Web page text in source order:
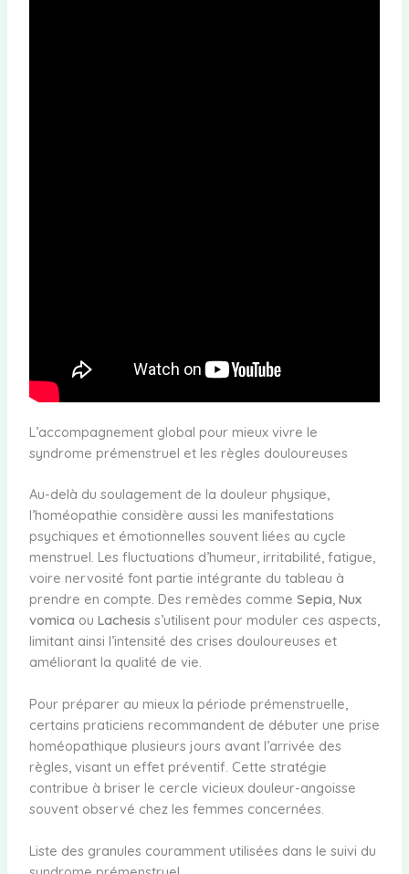
L’accompagnement global pour mieux vivre le
syndrome prémenstruel et les règles douloureuses
Au-delà du soulagement de la douleur physique,
l’homéopathie considère aussi les manifestations
psychiques et émotionnelles souvent liées au cycle
menstruel. Les fluctuations d’humeur, irritabilité, fatigue,
voire nervosité font partie intégrante du tableau à
prendre en compte. Des remèdes comme Sepia Nux
vomica ou Lachesis s’utilisent pour moduler ces aspects,
limitant ainsi l’intensité des crises douloureuses et
améliorant la qualité de vie.
Pour préparer au mieux la période prémenstruelle,
certains praticiens recommandent de débuter une prise
homéopathique plusieurs jours avant l’arrivée des
règles, visant un effet préventif. Cette stratégie
contribue à briser le cercle vicieux douleur-angoisse
souvent observé chez les femmes concernées.
Liste des granules couramment utilisées dans le suivi du